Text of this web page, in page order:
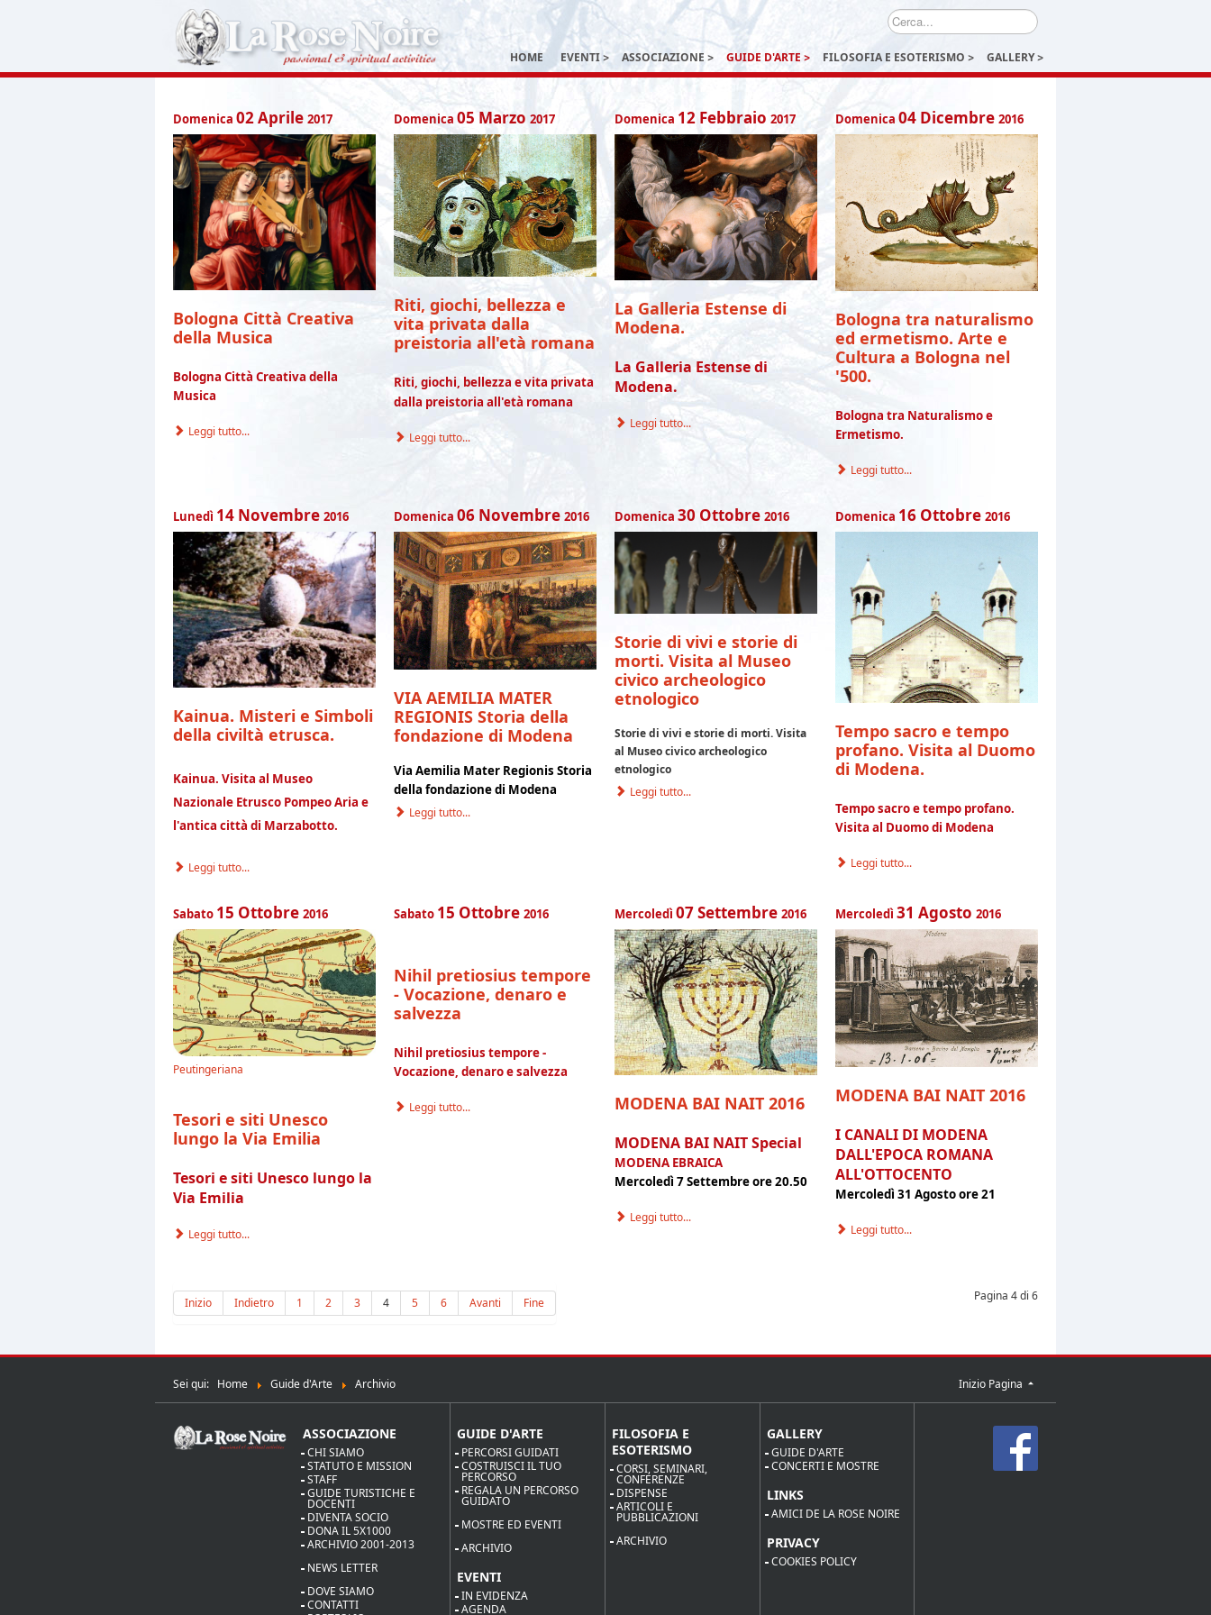
Cerca...
HOME EVENTI ASSOCIAZIONE GUIDE D'ARTE FILOSOFIA E ESOTERISMO GALLERY
Domenica 02Aprile 2017
Bologna Città Creativa
della Musica
Bologna Città Creativa della
Musica
Leggi tutto...
Domenica05 Marzo2017
Riti, giochi, bellezza e
vita privata dalla
preistoria all'età romana
Riti, giochi, bellezza e vita privata
dalla preistoria all'età romana
Leggi tutto...
Domenica 12 Febbraio2017
La Galleria Estense di
Modena.
La Galleria Estense di
Modena.
Leggi tutto...
Domenica04 Dicembre2016
Bologna tra naturalismo
ed ermetismo. Arte e
Cultura a Bologna nel
'500.
Bologna tra Naturalismo e
Ermetismo.
Leggi tutto...
Lunedì 14 Novembre 2016
Kainua. Misteri e Simboli
della civiltà etrusca.
Kainua. Visita al Museo
Nazionale Etrusco Pompeo Aria e
l'antica città di Marzabotto.
Leggi tutto...
Domenica06 Novembre2016
VIA AEMILIA MATER
REGIONIS Storia della
fondazione di Modena
Via Aemilia Mater RegionisStoria
della fondazione di Modena
Leggi tutto...
Domenica30 Ottobre2016
Storie di vivi e storie di
morti. Visita al Museo
civico archeologico
etnologico
Storie di vivi e storie di morti. Visita
al Museo civico archeologico
etnologico
Leggi tutto...
Domenica 16 Ottobre2016
Tempo sacro e tempo
profano. Visita al Duomo
di Modena.
Tempo sacro e tempo profano.
Visita al Duomo di Modena
Leggi tutto...
Sabato 15 Ottobre 2016
Peutingeriana
Tesori e siti Unesco
lungo la Via Emilia
Tesori e siti Unesco lungo la
Via Emilia
Leggi tutto...
Sabato 15 Ottobre2016
Nihil pretiosius tempore
- Vocazione, denaro e
salvezza
Nihil pretiosius tempore -
Vocazione, denaro e salvezza
Leggi tutto...
Mercoledì07Settembre2016
MODENA BAI NAIT 2016
MODENA BAI NAIT Special
MODENA EBRAICA
Mercoledì 7 Settembre ore 20.50
Leggi tutto...
Mercoledì31Agosto2016
MODENA BAI NAIT 2016
I CANALI DI MODENA
DALL'EPOCA ROMANA
ALL'OTTOCENTO
Mercoledì 31 Agosto ore 21
Leggi tutto...
Pagina 4 di 6
Inizio Indietro 1 2 3 4 5 6 Avanti Fine
Sei qui: Home Guide d'Arte Archivio Inizio Pagina
ASSOCIAZIONE
CHI SIAMO
STATUTO E MISSION
STAFF
GUIDE TURISTICHE E
DOCENTI
DIVENTA SOCIO
DONA IL 5X1000
ARCHIVIO 2001-2013
NEWS LETTER
DOVE SIAMO
CONTATTI
GUIDE D'ARTE
PERCORSI GUIDATI
COSTRUISCI IL TUO
PERCORSO
REGALA UN PERCORSO
GUIDATO
MOSTRE ED EVENTI
ARCHIVIO
EVENTI
IN EVIDENZA
AGENDA
FILOSOFIA E
ESOTERISMO
CORSI, SEMINARI,
CONFERENZE
DISPENSE
ARTICOLI E
PUBBLICAZIONI
ARCHIVIO
GALLERY
GUIDE D'ARTE
CONCERTI E MOSTRE
LINKS
AMICI DE LA ROSE NOIRE
PRIVACY
COOKIES POLICY